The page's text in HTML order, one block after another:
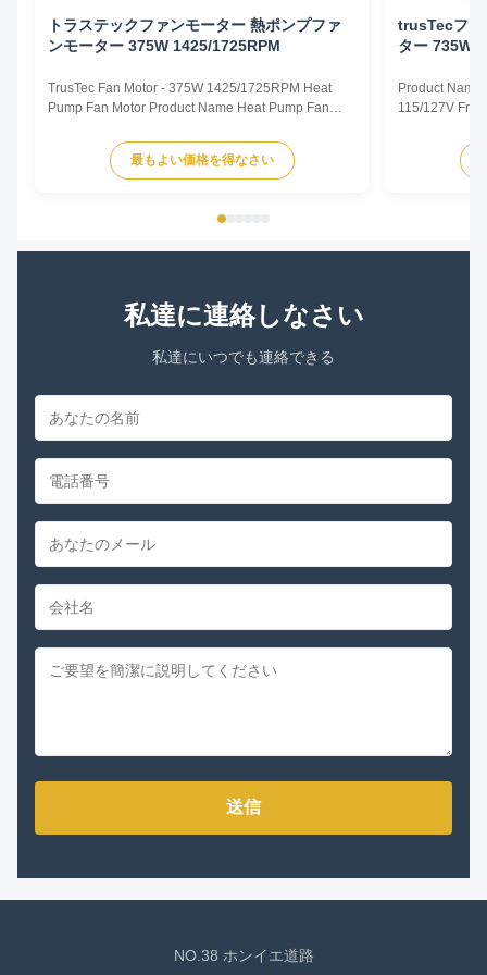
トラステックファンモーター 熱ポンプファ
ンモーター 375W 1425/1725RPM
TrusTec Fan Motor - 375W 1425/1725RPM Heat
Pump Fan Motor Product Name Heat Pump Fan
Power 375W Pole 4P AMPS 8.1/6.5 Speed
1425/1725RPM Insulation Class CL.B Capacitor /
最もよい価格を得なさい
trusTecファ
ター 735W
Product
115/127V
Insulation
Other
私達に連絡しなさい
私達にいつでも連絡できる
送信
NO.38 ホンイエ道路